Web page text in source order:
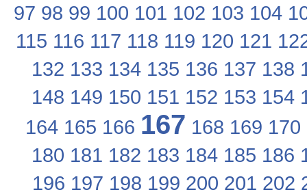
97 98 99 100 101 102 103 104
115 116 117 118 119 120 121
132 133 134 135 136 137 138
148 149 150 151 152 153 154
164 165 166 167 168 169 170
180 181 182 183 184 185 186
196 197 198 199 200 201 202